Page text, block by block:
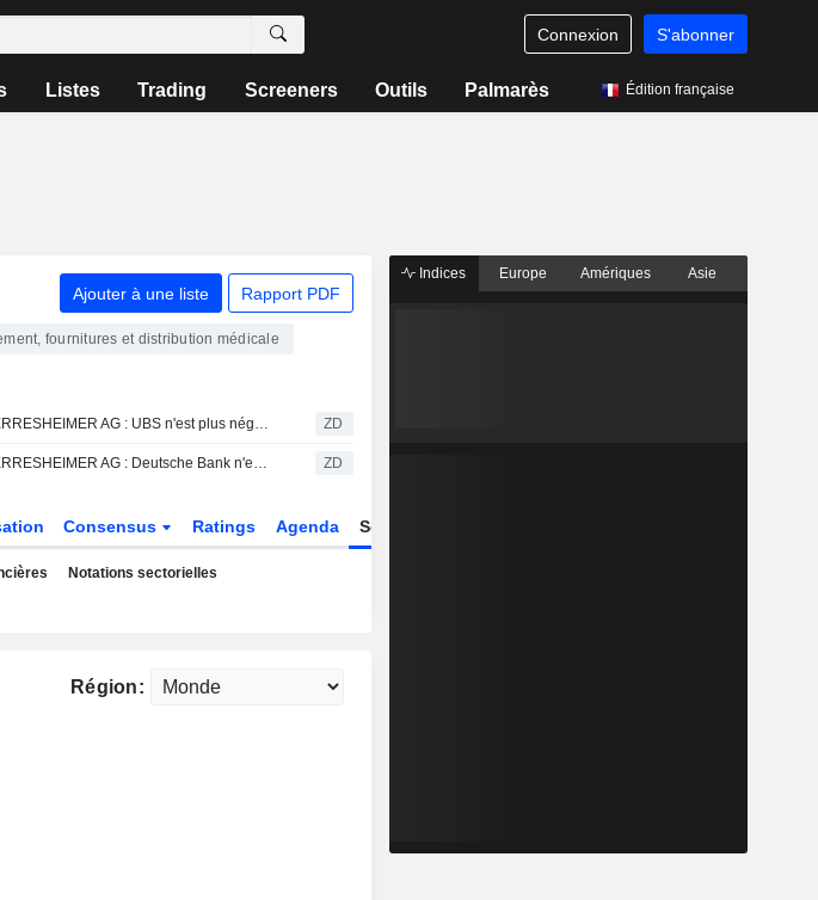
Connexion S'abonner
Listes Trading Screeners Outils Palmarès Édition française
Ajouter à une liste Rapport PDF
fournitures et distribution médicale
GERRESHEIMER AG : UBS n'est plus négatif sur le dossier ZD
GERRESHEIMER AG : Deutsche Bank n'est pas inspiré par le dossier ZD
Consensus Ratings Agenda Secteur
Notations sectorielles
Région:
Indices Europe Amériques Asie